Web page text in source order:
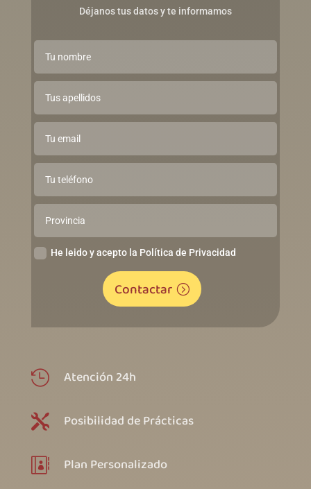
Déjanos tus datos y te informamos
He leido y acepto la Política de Privacidad
Contactar
 Atención 24h
 Posibilidad de Prácticas
 Plan Personalizado